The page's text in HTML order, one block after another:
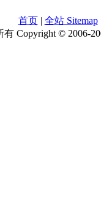
首页| 全站 Sitemap
有 Copyright © 2006-